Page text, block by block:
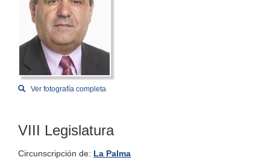
Ver fotografía completa
VIII Legislatura
Circunscripción de: La Palma